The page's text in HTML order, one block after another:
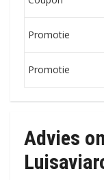
Promotie
Promotie
Advies